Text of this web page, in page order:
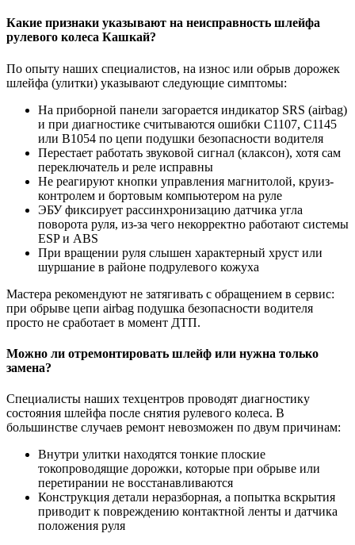
Какие признаки указывают на неисправность шлейфа
рулевого колеса Кашкай?
По опыту наших специалистов, на износ или обрыв дорожек
шлейфа (улитки) указывают следующие симптомы:
На приборной панели загорается индикатор SRS (airbag)
и при диагностике считываются ошибки C1107, C1145
или B1054 по цепи подушки безопасности водителя
Перестает работать звуковой сигнал (клаксон), хотя сам
переключатель и реле исправны
Не реагируют кнопки управления магнитолой, круиз-
контролем и бортовым компьютером на руле
ЭБУ фиксирует рассинхронизацию датчика угла
поворота руля, из-за чего некорректно работают системы
ESP и ABS
При вращении руля слышен характерный хруст или
шуршание в районе подрулевого кожуха
Мастера рекомендуют не затягивать с обращением в сервис:
при обрыве цепи airbag подушка безопасности водителя
просто не сработает в момент ДТП.
Можно ли отремонтировать шлейф или нужна только
замена?
Специалисты наших техцентров проводят диагностику
состояния шлейфа после снятия рулевого колеса. В
большинстве случаев ремонт невозможен по двум причинам:
Внутри улитки находятся тонкие плоские
токопроводящие дорожки, которые при обрыве или
перетирании не восстанавливаются
Конструкция детали неразборная, а попытка вскрытия
приводит к повреждению контактной ленты и датчика
положения руля